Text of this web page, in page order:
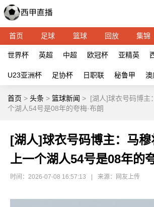
首页 足球 篮球 回放 集锦
世界杯 英超 中超 欧冠杯 亚精英
U23亚洲杯 足协杯 日职联 秘鲁甲 澳
首页 > 头条 > 篮球新闻 > [湖人]球衣号码博主
个湖人54号是08年的夸梅·布朗
[湖人]球衣号码博主：马穆
上一个湖人54号是08年的
时间：2026-07-08 16:57:13 来源：网友上传